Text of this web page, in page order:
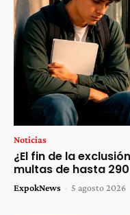
Noticias
¿El fin de la
multas de hasta
ExpokNews - 5 agosto 2026